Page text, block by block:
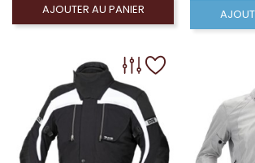
AJOUTER AU PANIER